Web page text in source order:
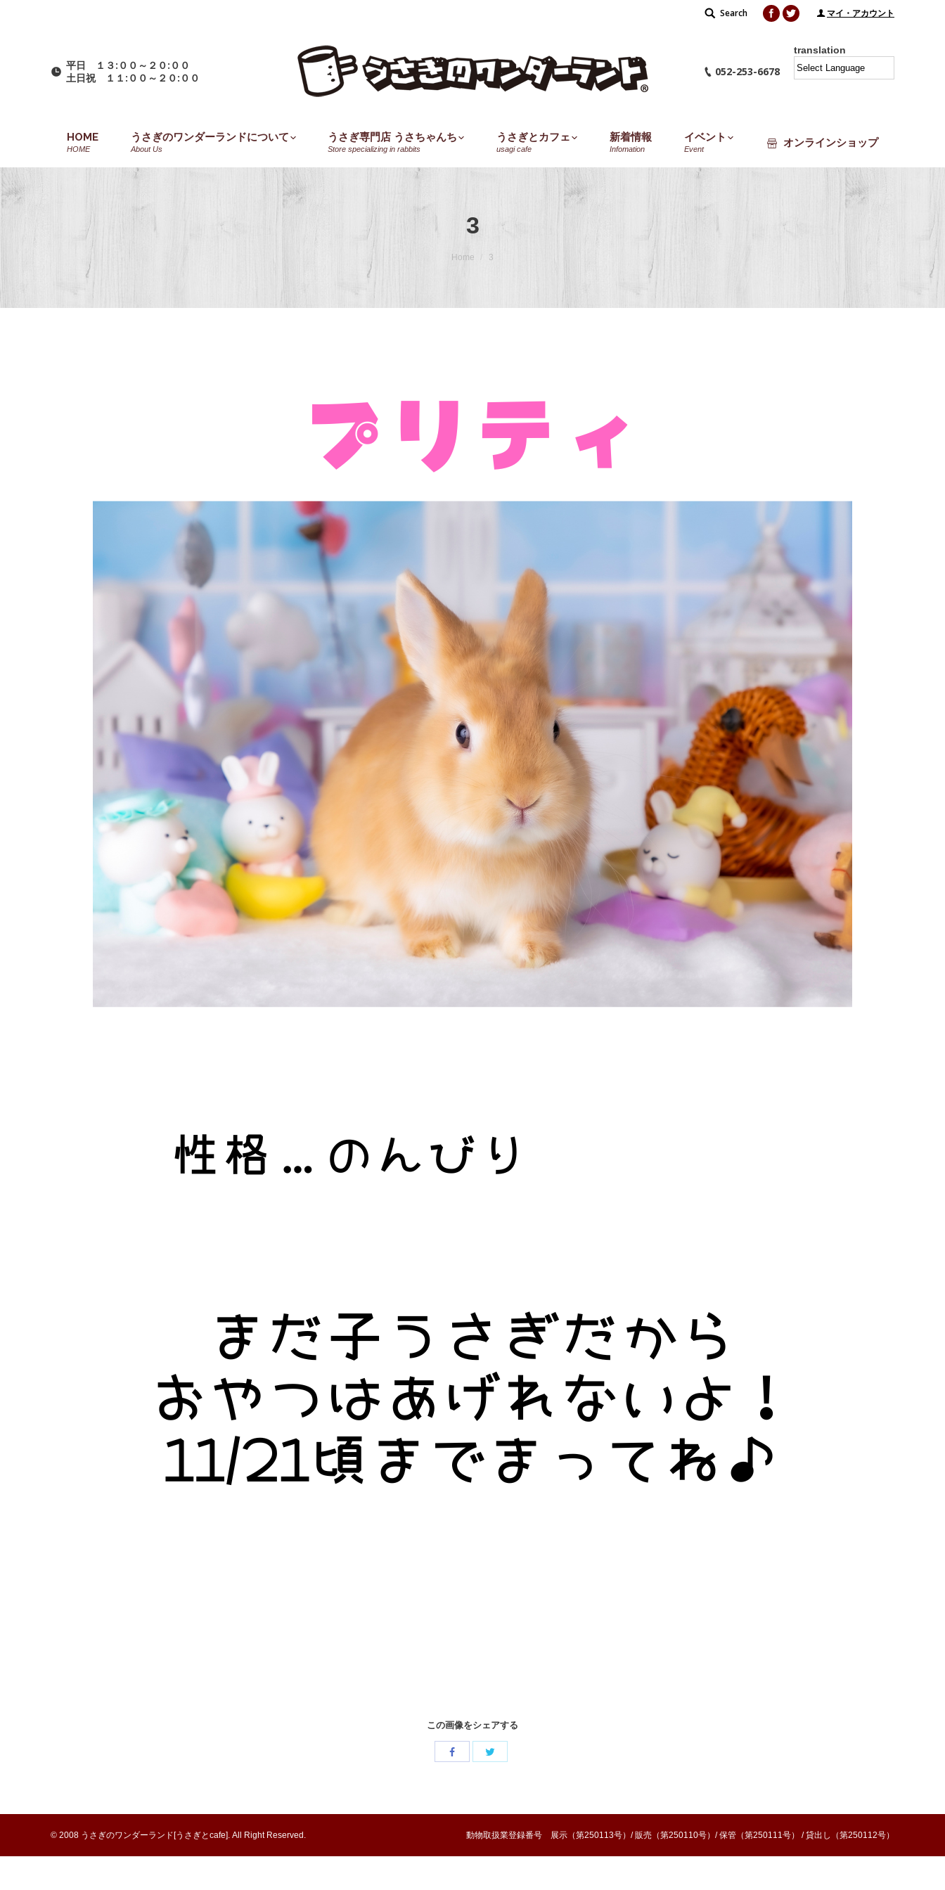
Search:
Search Facebook
Twitter マイ・アカウント
平日 １３:００～２０:００
土日祝 １１:００～２０:００
052-253-6678
translation
HOME
HOME
うさぎのワンダーランドについて
About Us
うさぎ専門店 うさちゃんち
Store specializing in rabbits
うさぎとカフェ
usagi cafe
新着情報
Infomation
イベント
Event
オンラインショップ
3
Home 3
この画像をシェアする
© 2008 うさぎのワンダーランド[うさぎとcafe]. All Right Reserved. 動物取扱業登録番号 展示（第250113号）/ 販売（第250110号）/ 保管（第250111号） / 貸出し（第250112号）